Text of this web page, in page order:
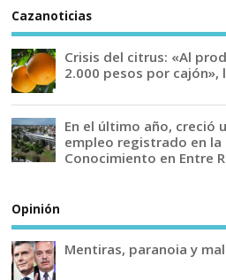
Cazanoticias
Crisis del citrus: «Al
2.000 pesos por
En el último año, creció
empleo registrado en la
Conocimiento en Entre
Opinión
Mentiras, paranoia y